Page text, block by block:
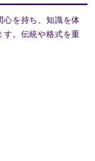
心を持ち、知識を体
す。伝統や格式を重